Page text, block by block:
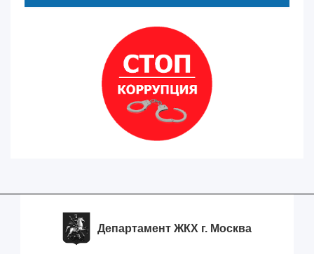
Департамент ЖКХ г. Москва